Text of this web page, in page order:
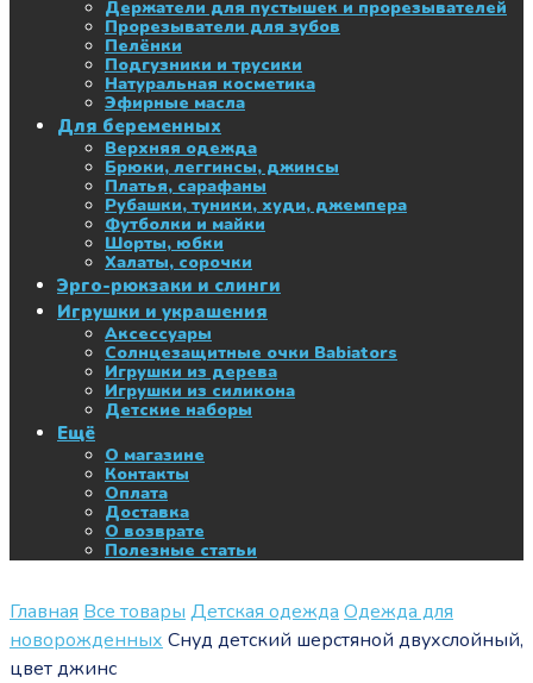
Держатели для пустышек и прорезывателей
Прорезыватели для зубов
Пелёнки
Подгузники и трусики
Натуральная косметика
Эфирные масла
Для беременных
Верхняя одежда
Брюки, леггинсы, джинсы
Платья, сарафаны
Рубашки, туники, худи, джемпера
Футболки и майки
Шорты, юбки
Халаты, сорочки
Эрго-рюкзаки и слинги
Игрушки и украшения
Аксессуары
Солнцезащитные очки Babiators
Игрушки из дерева
Игрушки из силикона
Детские наборы
Ещё
О магазине
Контакты
Оплата
Доставка
О возврате
Полезные статьи
Главная Все товары Детская одежда Одежда для
новорожденных Снуд детский шерстяной двухслойный,
цвет джинс